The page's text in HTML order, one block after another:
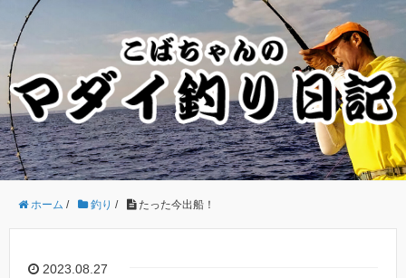
ホーム / 釣り / たった今出船！
2023.08.27